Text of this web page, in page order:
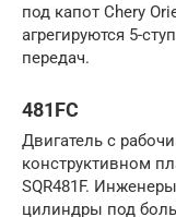
под капот Chery
агрегируются 5-
передач.
481FC
Двигатель с
конструктивном
SQR481F.
цилиндры под